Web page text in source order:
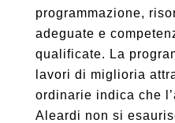
programmazione,
adeguate e
qualificate. La
lavori di miglioria
ordinarie indica che
Aleardi non si